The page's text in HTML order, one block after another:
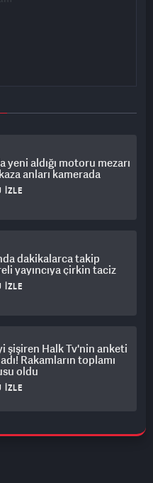
yeni aldığı motoru mezarı
anları kamerada
İZLE
dakikalarca takip
yayıncıya çirkin taciz
İZLE
şişiren Halk Tv'nin anketi
Rakamların toplamı
oldu
İZLE